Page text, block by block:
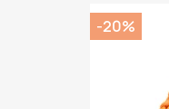
-20%